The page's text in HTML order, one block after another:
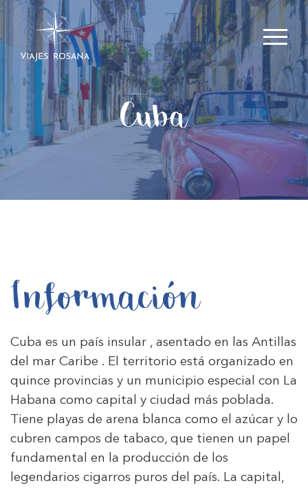
Cuba
Información
Cuba es un país insular , asentado en las Antillas
del mar Caribe . El territorio está organizado en
quince provincias y un municipio especial con La
Habana como capital y ciudad más poblada.
Tiene playas de arena blanca como el azúcar y lo
cubren campos de tabaco, que tienen un papel
fundamental en la producción de los
legendarios cigarros puros del país. La capital,